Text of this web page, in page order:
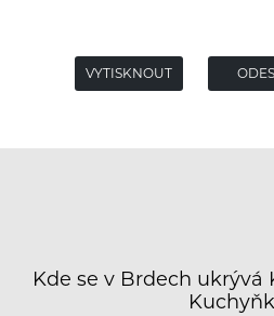
VYTISKNOUT
Kde se v Brdech ukrývá